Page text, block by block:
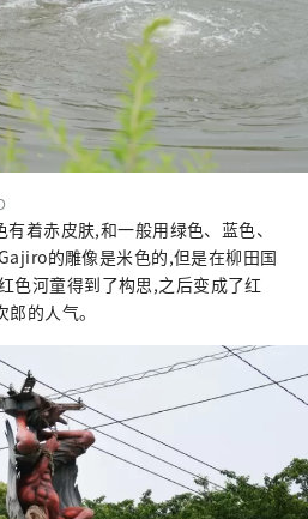
着赤皮肤,和一般用绿色、蓝色、
的雕像是米色的,但是在柳田国
色河童得到了构思,之后变成了红
的人气。